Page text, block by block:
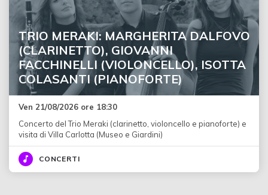
TRIO MERAKI: MARGHERITA DALFOVO
(CLARINETTO), GIOVANNI
FACCHINELLI (VIOLONCELLO), ISOTTA
COLASANTI (PIANOFORTE)
Ven 21/08/2026 ore 18:30
Concerto del Trio Meraki (clarinetto, violoncello e pianoforte) e
visita di Villa Carlotta (Museo e Giardini)
CONCERTI